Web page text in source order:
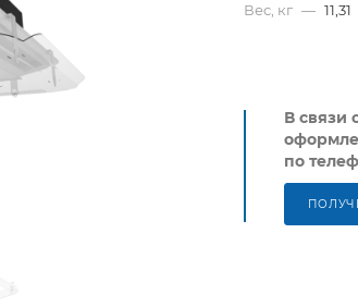
Вес, кг — 11,31
В связи
по